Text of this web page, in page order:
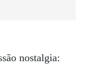
nostalgia: